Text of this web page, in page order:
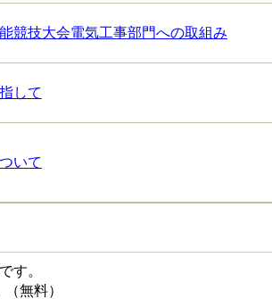
競技大会電気工事部門への取組み
して
いて
す。
無料）